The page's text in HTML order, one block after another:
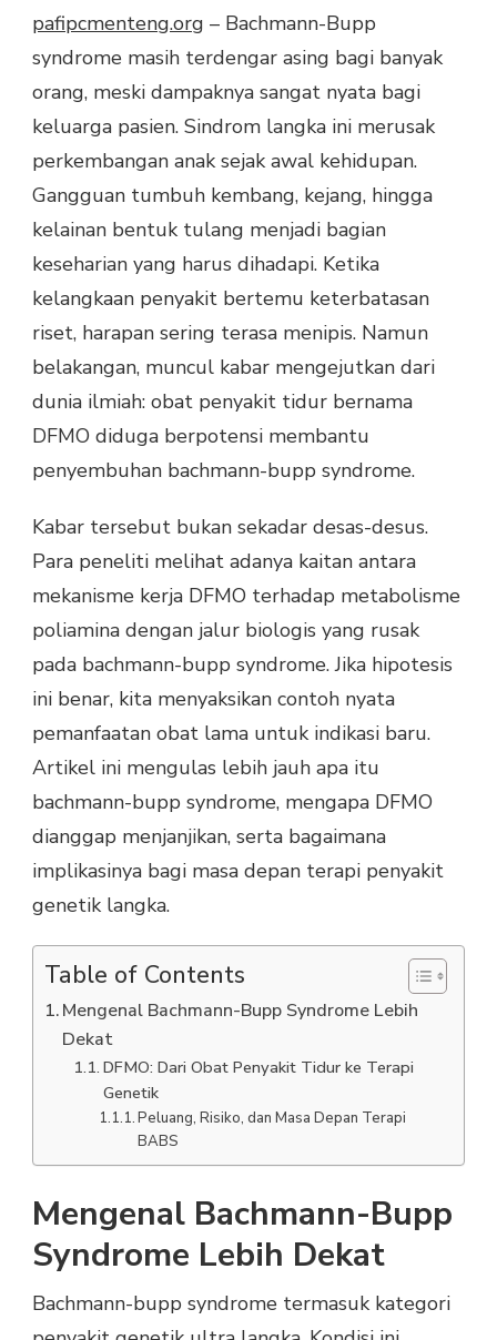
pafipcmenteng.org – Bachmann-Bupp
syndrome masih terdengar asing bagi banyak
orang, meski dampaknya sangat nyata bagi
keluarga pasien. Sindrom langka ini merusak
perkembangan anak sejak awal kehidupan.
Gangguan tumbuh kembang, kejang, hingga
kelainan bentuk tulang menjadi bagian
keseharian yang harus dihadapi. Ketika
kelangkaan penyakit bertemu keterbatasan
riset, harapan sering terasa menipis. Namun
belakangan, muncul kabar mengejutkan dari
dunia ilmiah: obat penyakit tidur bernama
DFMO diduga berpotensi membantu
penyembuhan bachmann-bupp syndrome.
Kabar tersebut bukan sekadar desas-desus.
Para peneliti melihat adanya kaitan antara
mekanisme kerja DFMO terhadap metabolisme
poliamina dengan jalur biologis yang rusak
pada bachmann-bupp syndrome. Jika hipotesis
ini benar, kita menyaksikan contoh nyata
pemanfaatan obat lama untuk indikasi baru.
Artikel ini mengulas lebih jauh apa itu
bachmann-bupp syndrome, mengapa DFMO
dianggap menjanjikan, serta bagaimana
implikasinya bagi masa depan terapi penyakit
genetik langka.
Table of Contents
Mengenal Bachmann-Bupp Syndrome Lebih
Dekat
DFMO: Dari Obat Penyakit Tidur ke Terapi
Genetik
Peluang, Risiko, dan Masa Depan Terapi
BABS
Mengenal Bachmann-Bupp
Syndrome Lebih Dekat
Bachmann-bupp syndrome termasuk kategori